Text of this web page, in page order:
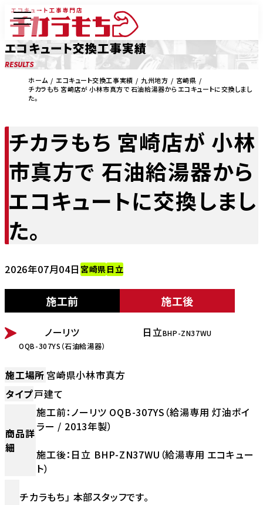
エコキュート交換工事実績
RESULTS
ホーム エコキュート交換工事実績 九州地方
宮崎県
チカラもち 宮崎店が 小林市真方で 石油給湯器からエコキュートに交換しまし
た。
チカラもち 宮崎店が 小林
市真方で 石油給湯器から
エコキュートに交換しまし
た。
2026年07月04日 宮崎県日立
施工前
BEFOREノーリツ
OQB-307YS（石油給湯器）
施工後
AFTER
日立BHP-ZN37WU
施工場所 宮崎県小林市真方
タイプ戸建て
商品詳
細
施工前：ノーリツ OQB-307YS（給湯専用 灯油ボイ
ラー / 2013年製）
施工後：日立 BHP-ZN37WU（給湯専用 エコキュー
ト）
チカラもち」 本部スタッフです。